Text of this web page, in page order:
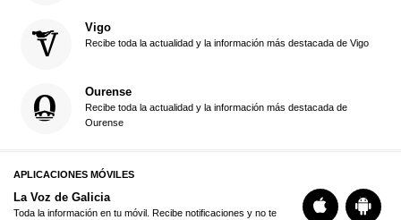
Vigo
Recibe toda la actualidad y la información más destacada de Vigo
Ourense
Recibe toda la actualidad y la información más destacada de
Ourense
APLICACIONES MÓVILES
La Voz de Galicia
Toda la información en tu móvil. Recibe notificaciones y no te